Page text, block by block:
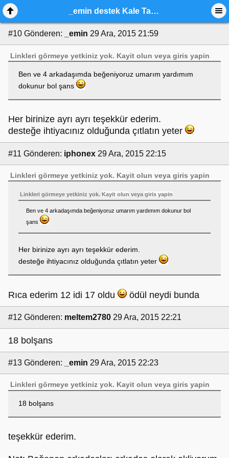
_emin destek Kale Tam Kapsam Güvenlik
#10 Gönderen: _emin 29 Ara, 2015 21:59
Linkleri görmeye yetkiniz yok. Kayit olun veyagiris yapin
Ben ve 4 arkadaşımda beğeniyoruz umarım yardımım
dokunur bol şans
Her birinize ayrı ayrı teşekkür ederim.
desteğe ihtiyacınız olduğunda çıtlatın yeter
#11 Gönderen: iphonex 29 Ara, 2015 22:15
Linkleri görmeye yetkiniz yok. Kayit olun veyagiris yapin
Linkleri görmeye yetkiniz yok.Kayit olun veyagiris yapin
Ben ve 4 arkadaşımda beğeniyoruz umarım yardımım dokunur bol
şans
Her birinize ayrı ayrı teşekkür ederim.
desteğe ihtiyacınız olduğunda çıtlatın yeter
Rıca ederim 12 idi 17 oldu ödül neydi bunda
#12 Gönderen: meltem2780 29 Ara, 2015 22:21
18 bolşans
#13 Gönderen: _emin 29 Ara, 2015 22:23
Linkleri görmeye yetkiniz yok. Kayit olun veyagiris yapin
18 bolşans
teşekkür ederim.